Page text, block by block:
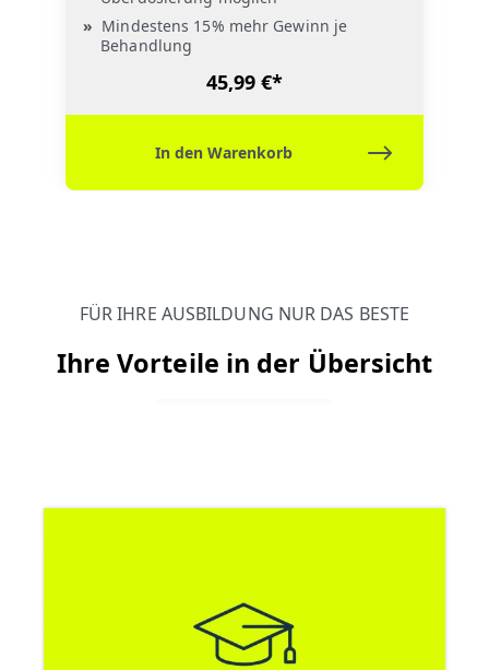
Mindestens 15% mehr Gewinn je
Behandlung
45,99 €*
In den Warenkorb
FÜR IHRE AUSBILDUNG NUR DAS BESTE
Ihre Vorteile in der Übersicht